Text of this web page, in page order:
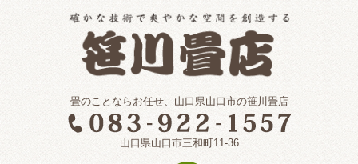
畳のことならお任せ、山口県山口市の笹川畳店
山口県山口市三和町11-36